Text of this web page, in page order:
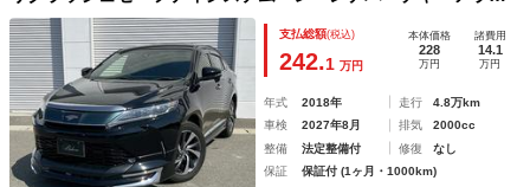
ト アダプティブハイビーム レーダークルーズコントロー
ル パワーバックドア
支払総額(税込)
242.1 万円
本体価格
228
万円
諸費用
14.1
万円
年式 2018年 走行
4.8万km
車検
2027年8月 排気
2000cc
整備
法定整備付 修復
なし
保証
保証付 (1ヶ月・1000km)